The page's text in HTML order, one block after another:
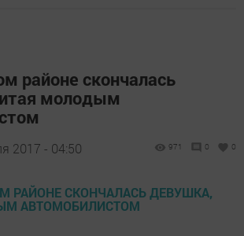
районе скончалась
молодым
2017 - 04:50 971 0 0